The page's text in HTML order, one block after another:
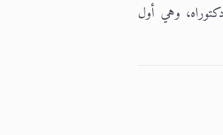
وهي أول